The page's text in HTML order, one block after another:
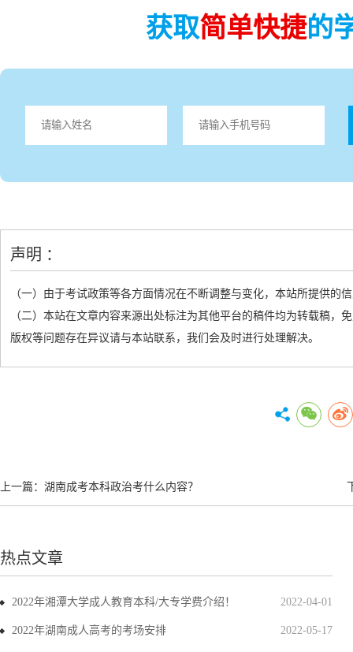
获取简单快捷的
声明 ：
（一）由于考试政策等各方面情况在不断调整与变化，本站所提供的
（二）本站在文章内容来源出处标注为其他平台的稿件均为转载稿
版权等问题存在异议请与本站联系，我们会及时进行处理解决。
上一篇： 湖南成考本科政治考什么内容？
热点文章
2022-04-01
2022年湘潭大学成人教育本科/大专学费介绍！
2022-05-17
2022年湖南成人高考的考场安排